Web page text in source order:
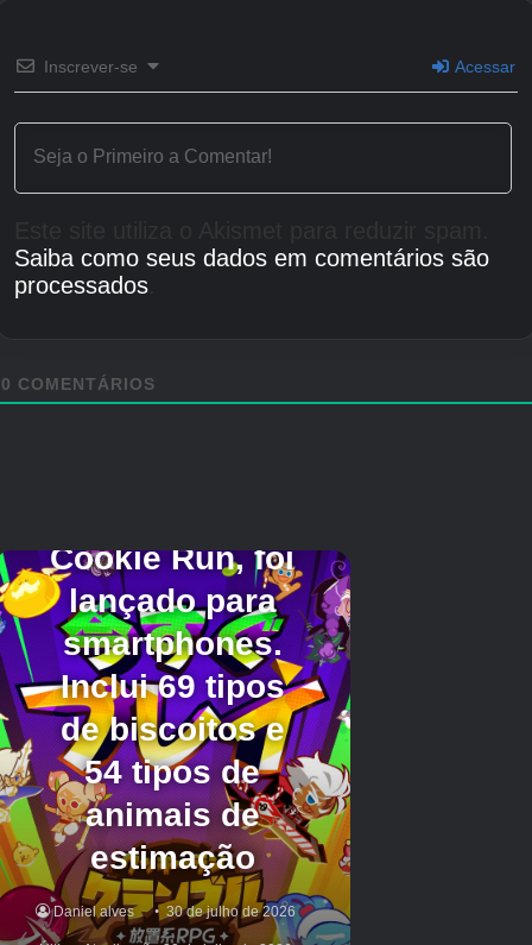
Inscrever-se Acessar
Saiba como seus dados em comentários são
processados.
0 COMENTÁRIOS